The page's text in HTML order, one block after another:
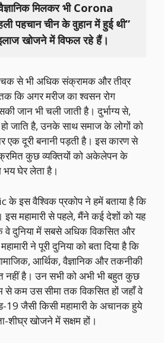
मिलकर भी Corona
पहचान चीन के वुहान में हुई थी”
खोजने में विफल रहे हैं।
से भी अधिक संक्रामक और तीव्र
कि अगर मरीज का श्वसन रोग
जान भी चली जाती है। दुर्भाग्य से,
हो जाति है, उनके साथ समाज के लोगों को
एक दूरी बनानी पड़ती है। इस कारण से
कुछ व्यक्तियों को अकेलेपन के
भय घेर लेता है।
इस वैश्विक प्रकोप ने हमें बताया है कि
इस महामारी से पहले, मैंने कई देशों को यह
वे दुनिया में सबसे अधिक विकसित और
ने पूरी दुनिया को बता दिया है कि
आर्थिक, वैज्ञानिक और तकनीकी
नहीं है। उन सभी को अभी भी बहुत कुछ
कम उस सीमा तक विकसित हों जहाँ वे
19 जैसी किसी महामारी के अचानक हुये
शीघ्र खोजने में सक्षम हों।